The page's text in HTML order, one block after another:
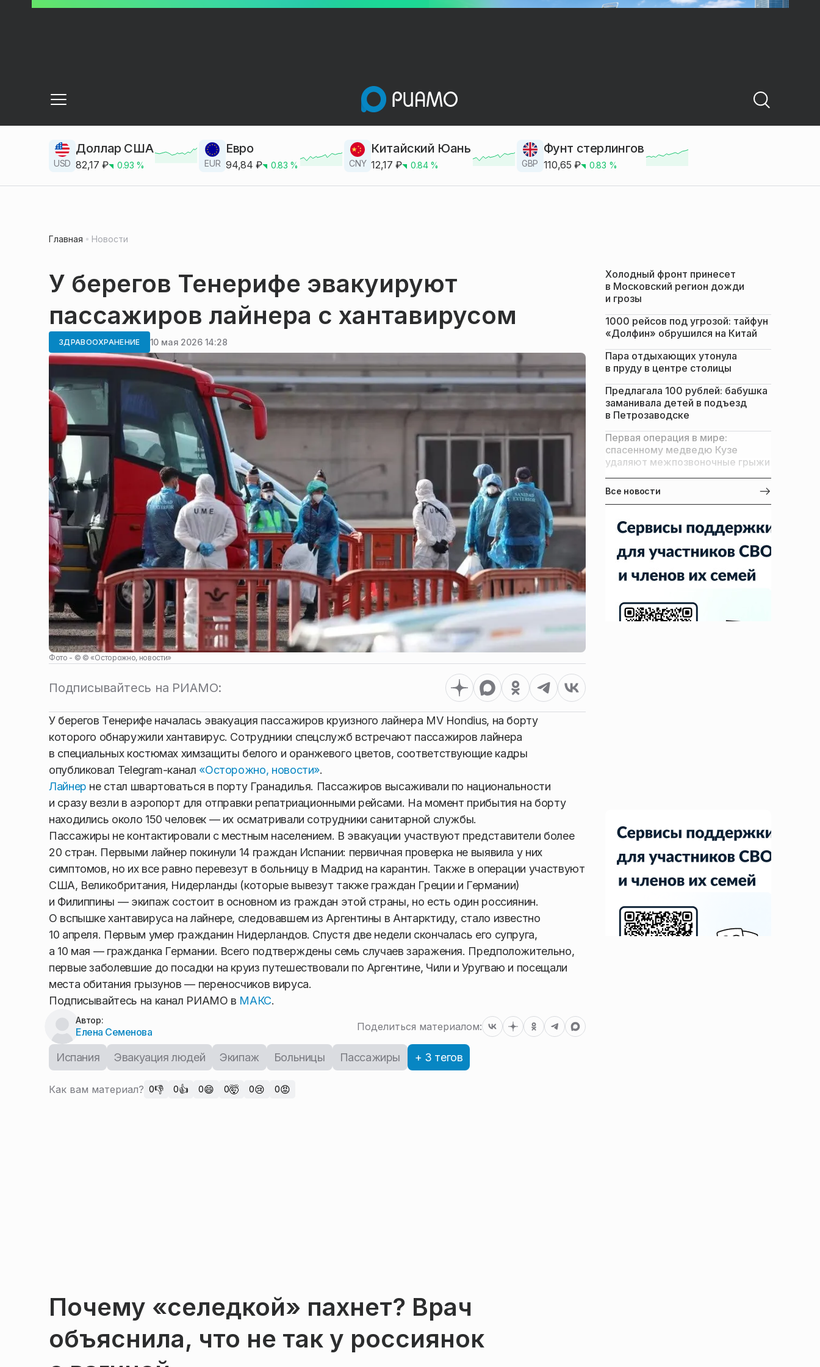
USD
Доллар США
82,17 ₽ 0.93 % EUR
Евро
94,84 ₽ 0.83 % CNY
Китайский Юань
12,17 ₽ 0.84% GBP
Фунт стерлингов
110,65 ₽ 0.83 %
Главная Новости
У берегов Тенерифе эвакуируют
пассажиров лайнера с хантавирусом
ЗДРАВООХРАНЕНИЕ 10 мая 2026 14:28
Фото - © © «Осторожно, новости»
Подписывайтесь на РИАМО:
У берегов Тенерифе началась эвакуация пассажиров круизного лайнера MV Hondius, на борту
которого обнаружили хантавирус. Сотрудники спецслужб встречают пассажиров лайнера
в специальных костюмах химзащиты белого и оранжевого цветов, соответствующие кадры
опубликовал Telegram-канал «Осторожно, новости».
Лайнер не стал швартоваться в порту Гранадилья. Пассажиров высаживали по национальности
и сразу везли в аэропорт для отправки репатриационными рейсами. На момент прибытия на борту
находились около 150 человек — их осматривали сотрудники санитарной службы.
Пассажиры не контактировали с местным населением. В эвакуации участвуют представители более
20 стран. Первыми лайнер покинули 14 граждан Испании: первичная проверка не выявила у них
симптомов, но их все равно перевезут в больницу в Мадрид на карантин. Также в операции участвуют
США, Великобритания, Нидерланды (которые вывезут также граждан Греции и Германии)
и Филиппины — экипаж состоит в основном из граждан этой страны, но есть один россиянин.
О вспышке хантавируса на лайнере, следовавшем из Аргентины в Антарктиду, стало известно
10 апреля. Первым умер гражданин Нидерландов. Спустя две недели скончалась его супруга,
а 10 мая — гражданка Германии. Всего подтверждены семь случаев заражения. Предположительно,
первые заболевшие до посадки на круиз путешествовали по Аргентине, Чили и Уругваю и посещали
места обитания грызунов — переносчиков вируса.
Подписывайтесь на канал РИАМО в МАКС.
Автор:
Елена Семенова Поделиться материалом:
Испания Эвакуация людей Экипаж Больницы Пассажиры + 3 тегов
Как вам материал? 0👎 0👍 0😄 0🤯 0😢 0😡
Почему «селедкой» пахнет? Врач
объяснила, что не так у россиянок
Холодный фронт принесет
в Московский регион дожди
и грозы
1000 рейсов под угрозой: тайфун
«Долфин» обрушился на Китай
Пара отдыхающих утонула
в пруду в центре столицы
Предлагала 100 рублей: бабушка
заманивала детей в подъезд
в Петрозаводске
Первая операция в мире:
спасенному медведю Кузе
удаляют межпозвоночные грыжи
Все новости